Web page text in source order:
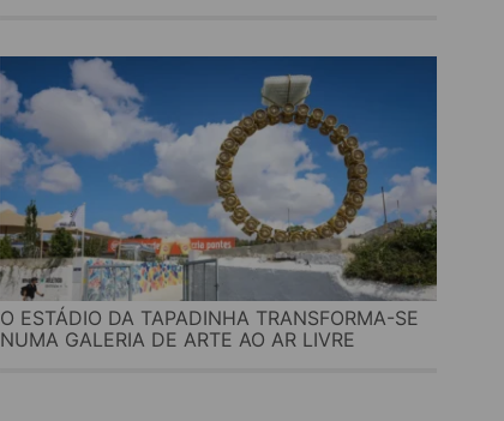
O ESTÁDIO DA TAPADINHA TRANSFORMA-SE
NUMA GALERIA DE ARTE AO AR LIVRE